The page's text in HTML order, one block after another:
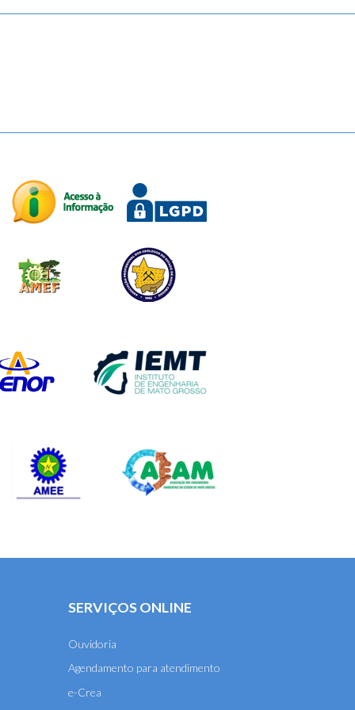
SERVIÇOS ONLINE
Ouvidoria
Agendamento para atendimento
e-Crea